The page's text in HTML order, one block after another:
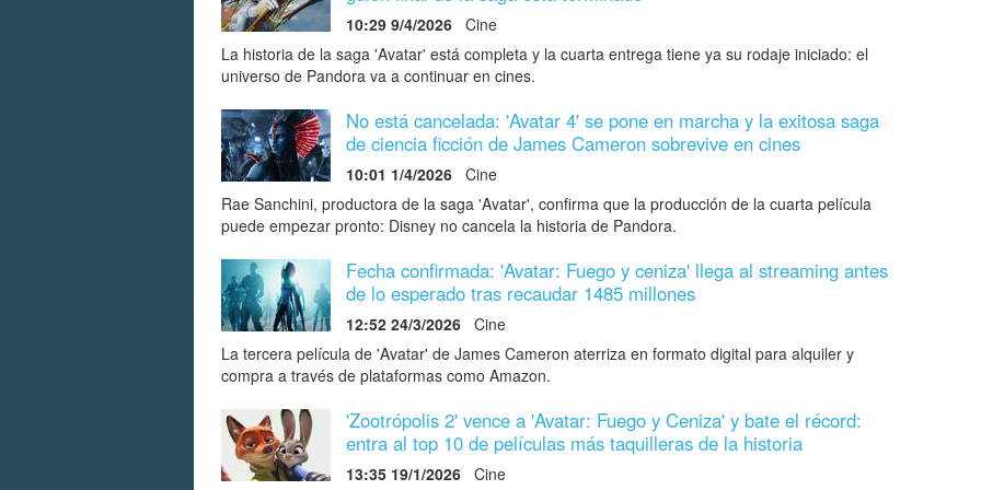
10:29 9/4/2026 Cine
La historia de la saga 'Avatar' está completa y la cuarta entrega tiene ya su rodaje iniciado: el
universo de Pandora va a continuar en cines.
No está cancelada: 'Avatar 4' se pone en marcha y la exitosa saga
de ciencia ficción de James Cameron sobrevive en cines
10:01 1/4/2026 Cine
Rae Sanchini, productora de la saga 'Avatar', confirma que la producción de la cuarta película
puede empezar pronto: Disney no cancela la historia de Pandora.
Fecha confirmada: 'Avatar: Fuego y ceniza' llega al streaming antes
de lo esperado tras recaudar 1485 millones
12:52 24/3/2026 Cine
La tercera película de 'Avatar' de James Cameron aterriza en formato digital para alquiler y
compra a través de plataformas como Amazon.
'Zootrópolis 2' vence a 'Avatar: Fuego y Ceniza' y bate el récord:
entra al top 10 de películas más taquilleras de la historia
13:35 19/1/2026 Cine